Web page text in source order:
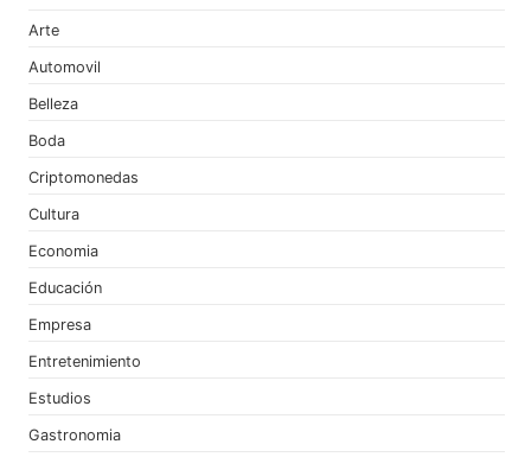
Arte
Automovil
Belleza
Boda
Criptomonedas
Cultura
Economia
Educación
Empresa
Entretenimiento
Estudios
Gastronomia